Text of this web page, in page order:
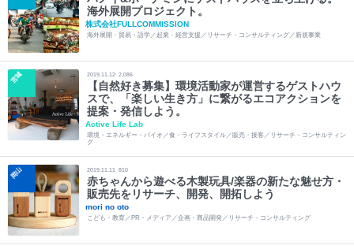
海外展開プロジェクト。
株式会社FULLCOMMISSION
海外展開・貿易・語学／起業・経営支援／リサーチ・コンサルティング／新規事業
宮城 2019.11.12 2,086
【自然好き募集】環境活動家が運営するゲストハウ
スで、「楽しい生き方」に繋がるエコアクションを
提案・発信しよう。
Active Life Lab
環境・エネルギー・バイオ／食・ライフスタイル／販売・接客／リサーチ・コンサルティン
グ
岡山 2019.11.11 810
赤ちゃんから遊べる木製玩具/楽器の新たな魅せ方・
販売先をリサーチ、開発、開拓しよう
mori no oto
こども・教育／PR・メディア／企画・商品開発／リサーチ・コンサルティング